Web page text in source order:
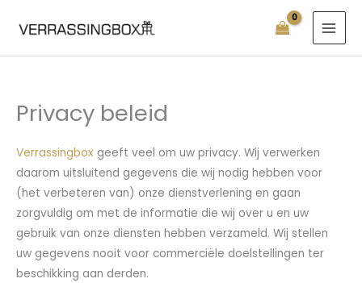
naar
Privacy beleid
Verrassingbox geeft veel om uw privacy. Wij verwerken
daarom uitsluitend gegevens die wij nodig hebben voor
(het verbeteren van) onze dienstverlening en gaan
zorgvuldig om met de informatie die wij over u en uw
gebruik van onze diensten hebben verzameld. Wij stellen
uw gegevens nooit voor commerciële doelstellingen ter
beschikking aan derden.